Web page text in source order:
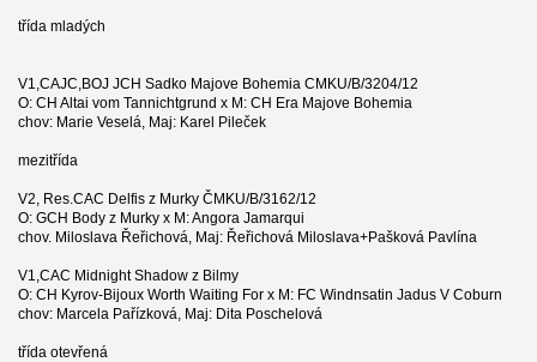
třída mladých
V1,CAJC,BOJ JCH Sadko Majove Bohemia CMKU/B/3204/12
O: CH Altai vom Tannichtgrund x M: CH Era Majove Bohemia
chov: Marie Veselá, Maj: Karel Pileček
mezitřída
V2, Res.CAC Delfis z Murky ČMKU/B/3162/12
O: GCH Body z Murky x M: Angora Jamarqui
chov. Miloslava Řeřichová, Maj: Řeřichová Miloslava+Pašková Pavlína
V1,CAC Midnight Shadow z Bilmy
O: CH Kyrov-Bijoux Worth Waiting For x M: FC Windnsatin Jadus V Coburn
chov: Marcela Pařízková, Maj: Dita Poschelová
třída otevřená